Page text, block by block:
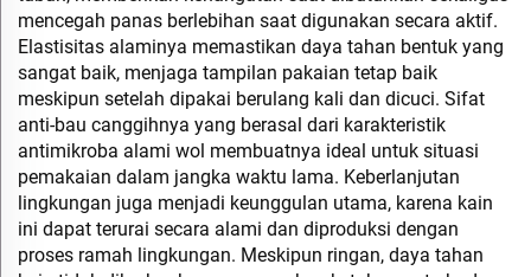
mencegah panas berlebihan saat digunakan secara aktif.
Elastisitas alaminya memastikan daya tahan bentuk yang
sangat baik, menjaga tampilan pakaian tetap baik
meskipun setelah dipakai berulang kali dan dicuci. Sifat
anti-bau canggihnya yang berasal dari karakteristik
antimikroba alami wol membuatnya ideal untuk situasi
pemakaian dalam jangka waktu lama. Keberlanjutan
lingkungan juga menjadi keunggulan utama, karena kain
ini dapat terurai secara alami dan diproduksi dengan
proses ramah lingkungan. Meskipun ringan, daya tahan